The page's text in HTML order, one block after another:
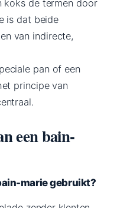
koks de termen door
is dat beide
van indirecte,
pan of een
principe van
een bain-
marie gebruikt?